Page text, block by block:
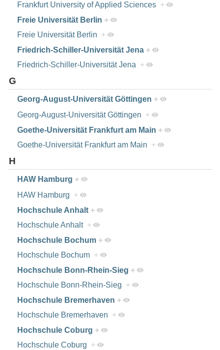
Frankfurt University of Applied Sciences +
Freie Universität Berlin +
Freie Universität Berlin +
Friedrich-Schiller-Universität Jena +
Friedrich-Schiller-Universität Jena +
G
Georg-August-Universität Göttingen +
Georg-August-Universität Göttingen +
Goethe-Universität Frankfurt am Main +
Goethe-Universität Frankfurt am Main +
H
HAW Hamburg +
HAW Hamburg +
Hochschule Anhalt +
Hochschule Anhalt +
Hochschule Bochum +
Hochschule Bochum +
Hochschule Bonn-Rhein-Sieg +
Hochschule Bonn-Rhein-Sieg +
Hochschule Bremerhaven +
Hochschule Bremerhaven +
Hochschule Coburg +
Hochschule Coburg +